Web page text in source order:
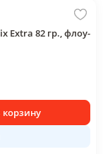
Extra 82 гр., флоу-
корзину